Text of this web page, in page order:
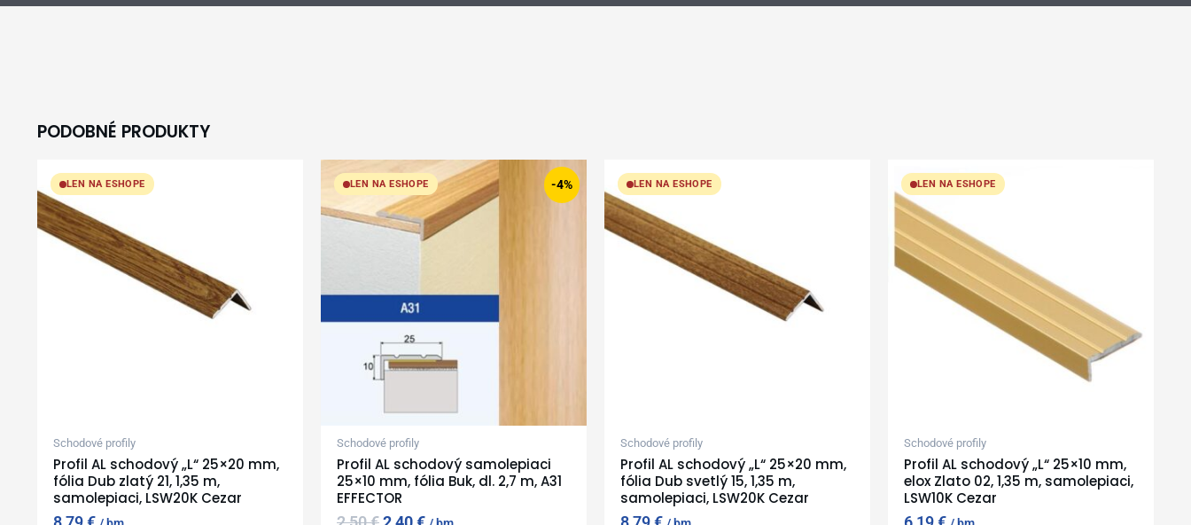
PODOBNÉ PRODUKTY
LEN NA ESHOPE
Schodové profily
Profil AL schodový „L“ 25×20 mm,
fólia Dub zlatý 21, 1,35 m,
samolepiaci, LSW20K Cezar
-4%
LEN NA ESHOPE
Schodové profily
Profil AL schodový samolepiaci
25×10 mm, fólia Buk, dl. 2,7 m, A31
EFFECTOR
Original
price
was:
2,50 €.
Current
price
is:
2,40 €.
LEN NA ESHOPE
Schodové profily
Profil AL schodový „L“ 25×20 mm,
fólia Dub svetlý 15, 1,35 m,
samolepiaci, LSW20K Cezar
LEN NA ESHOPE
Schodové profily
Profil AL schodový „L“ 25×10 mm,
elox Zlato 02, 1,35 m, samolepiaci,
LSW10K Cezar